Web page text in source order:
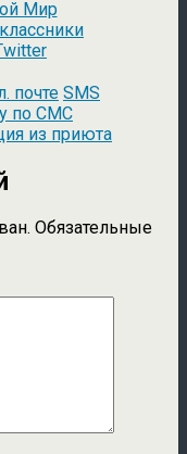
почте SMS
по СМС
из приюта
Обязательные